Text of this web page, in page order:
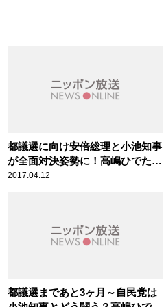
都議選に向け安倍総理と小池知事
が全面対決姿勢に！高嶋ひでたけ
のあさラジ！
2017.04.12
都議選まであと3ヶ月～自民党は